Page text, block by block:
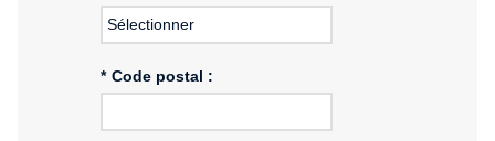
* Code postal :